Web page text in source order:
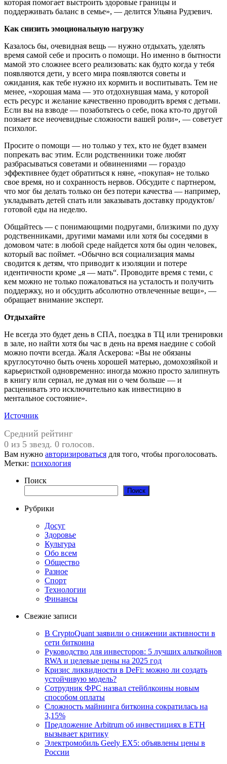
которая помогает выстроить здоровые границы и
поддерживать баланс в семье», — делится Ульяна Рудзевич.
Как снизить эмоциональную нагрузку
Казалось бы, очевидная вещь — нужно отдыхать, уделять
время самой себе и просить о помощи. Но именно в бытности
мамой это сложнее всего реализовать: как будто когда у тебя
появляются дети, у всего мира появляются советы и
ожидания, как тебе нужно их кормить и воспитывать. Тем не
менее, «хорошая мама — это отдохнувшая мама, у которой
есть ресурс и желание качественно проводить время с детьми.
Если вы на взводе — позаботьтесь о себе, пока кто-то другой
познает все неочевидные сложности вашей роли», — советует
психолог.
Просите о помощи — но только у тех, кто не будет взамен
попрекать вас этим. Если родственники тоже любят
разбрасываться советами и обвинениями — гораздо
эффективнее будет обратиться к няне, «покупая» не только
свое время, но и сохранность нервов. Обсудите с партнером,
что мог бы делать только он без потери качества — например,
укладывать детей спать или заказывать доставку продуктов/
готовой еды на неделю.
Общайтесь — с понимающими подругами, близкими по духу
родственниками, другими мамами или хотя бы соседями в
домовом чате: в любой среде найдется хотя бы один человек,
который вас поймет. «Обычно вся социализация мамы
сводится к детям, что приводит к изоляции и потере
идентичности кроме „я — мать“. Проводите время с теми, с
кем можно не только пожаловаться на усталость и получить
поддержку, но и обсудить абсолютно отвлеченные вещи», —
обращает внимание эксперт.
Отдыхайте
Не всегда это будет день в СПА, поездка в ТЦ или тренировки
в зале, но найти хотя бы час в день на время наедине с собой
можно почти всегда. Жаля Аскерова: «Вы не обязаны
круглосуточно быть очень хорошей матерью, домохозяйкой и
карьеристкой одновременно: иногда можно просто залипнуть
в книгу или сериал, не думая ни о чем больше — и
расценивать это исключительно как инвестицию в
ментальное состояние».
Источник
Средний рейтинг
0 из 5 звезд. 0 голосов.
Вам нужно авторизироваться для того, чтобы проголосовать.
Метки: психология
Поиск
Поиск
Рубрики
Досуг
Здоровье
Культура
Обо всем
Общество
Разное
Спорт
Технологии
Финансы
Свежие записи
В CryptoQuant заявили о снижении активности в
сети биткоина
Руководство для инвесторов: 5 лучших альткойнов
RWA и целевые цены на 2025 год
Кризис ликвидности в DeFi: можно ли создать
устойчивую модель?
Сотрудник ФРС назвал стейблкоины новым
способом оплаты
Сложность майнинга биткоина сократилась на
3,15%
Предложение Arbitrum об инвестициях в ETH
вызывает критику
Электромобиль Geely EX5: объявлены цены в
России